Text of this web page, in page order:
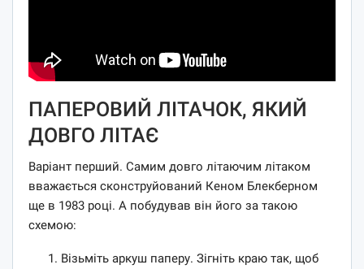
ПАПЕРОВИЙ ЛІТАЧОК, ЯКИЙ
ДОВГО ЛІТАЄ
Варіант перший. Самим довго літаючим літаком
вважається сконструйований Кеном Блекберном
ще в 1983 році. А побудував він його за такою
схемою:
Візьміть аркуш паперу. Зігніть краю так, щоб